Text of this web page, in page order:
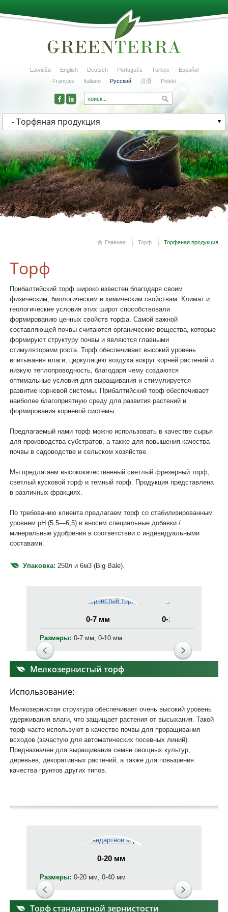
Latviešu English Deutsch Português Türkçe
Español
Français
Italiano Русский 汉语 Polski
- Торфяная продукция
Главная Торф Торфяная продукция
Торф
Прибалтийский торф широко известен благодаря своим
физическим, биологическим и химическим свойствам. Климат и
геологические условия этих широт способствовали
формированию ценных свойств торфа. Самой важной
составляющей почвы считаются органические вещества, которые
формируют структуру почвы и являются главными
стимуляторами роста. Торф обеспечивает высокий уровень
впитывания влаги, циркуляцию воздуха вокруг корней растений и
низкую теплопроводность, благодаря чему создаются
оптимальные условия для выращивания и стимулируется
развитие корневой системы. Прибалтийский торф обеспечивает
наиболее благоприятную среду для развития растений и
формирования корневой системы.
Предлагаемый нами торф можно использовать в качестве сырья
для производства субстратов, а также для повышения качества
почвы в садоводстве и сельском хозяйстве.
Мы предлагаем высококачественный светлый фрезерный торф,
светлый кусковой торф и темный торф. Продукция представлена
в различных фракциях.
По требованию клиента предлагаем торф со стабилизированным
уровнем pH (5,5—6,5) и вносим специальные добавки /
минеральные удобрения в соответствии с индивидуальными
составами.
Упаковка: 250л и 6м3 (Big Bale).
0-7 мм 0-10 мм
Размеры: 0-7 мм, 0-10 мм
Мелкозернистый торф
Использование:
Мелкозернистая структура обеспечивает очень высокий уровень
удерживания влаги, что защищает растения от высыхания. Такой
торф часто используют в качестве почвы для проращивания
всходов (зачастую для автоматических посевных линий).
Предназначен для выращивания семян овощных культур,
деревьев, декоративных растений, а также для повышения
качества грунтов других типов.
0-20 мм
Размеры: 0-20 мм, 0-40 мм
Торф стандартной зернистости